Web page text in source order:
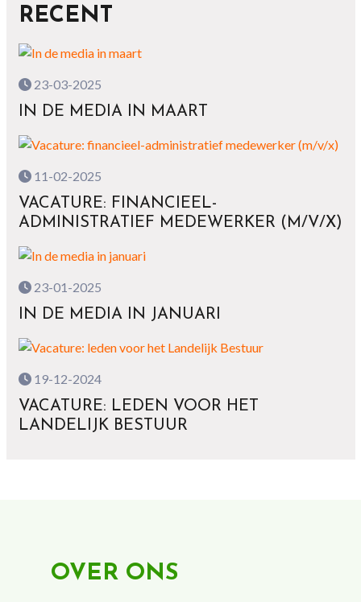
RECENT
23-03-2025
IN DE MEDIA IN MAART
11-02-2025
VACATURE: FINANCIEEL-
ADMINISTRATIEF MEDEWERKER (M/V/X)
23-01-2025
IN DE MEDIA IN JANUARI
19-12-2024
VACATURE: LEDEN VOOR HET
LANDELIJK BESTUUR
OVER ONS